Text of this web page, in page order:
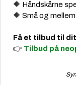
🔶 Håndskårne
🔶 Små og
Få et tilbud til
👉 Tilbud på